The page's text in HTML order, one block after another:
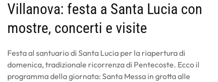
Villanova: festa a Santa Lucia con
mostre, concerti e visite
Festa al santuario di Santa Lucia per la riapertura di
domenica, tradizionale ricorrenza di Pentecoste. Ecco il
programma della giornata: Santa Messa in grotta alle